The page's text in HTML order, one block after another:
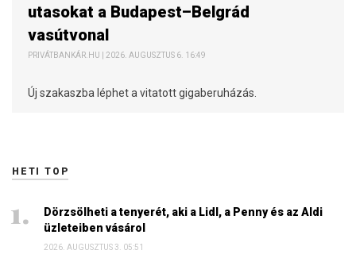
utasokat a Budapest–Belgrád
vasútvonal
PRIVÁTBANKÁR.HU | 2026. AUGUSZTUS 6. 16:49
Új szakaszba léphet a vitatott gigaberuházás.
HETI TOP
Dörzsölheti a tenyerét, aki a Lidl, a Penny és az Aldi
üzleteiben vásárol
2026. AUGUSZTUS 3. 05:51